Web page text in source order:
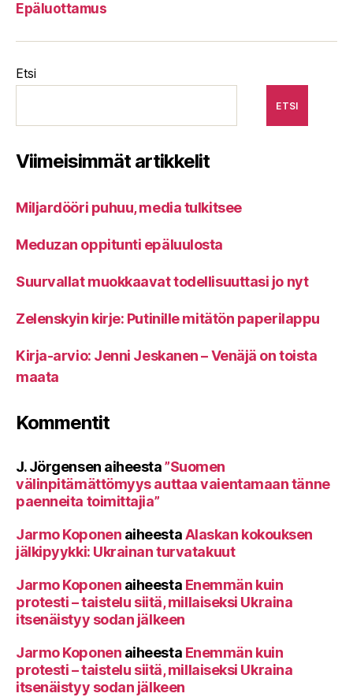
Epäluottamus
Etsi
ETSI
Viimeisimmät artikkelit
Miljardööri puhuu, media tulkitsee
Meduzan oppitunti epäluulosta
Suurvallat muokkaavat todellisuuttasi jo nyt
Zelenskyin kirje: Putinille mitätön paperilappu
Kirja-arvio: Jenni Jeskanen – Venäjä on toista
maata
Kommentit
J. Jörgensen aiheesta”Suomen
välinpitämättömyys auttaa vaientamaan tänne
paenneita toimittajia”
Jarmo Koponen aiheestaAlaskan kokouksen
jälkipyykki: Ukrainan turvatakuut
Jarmo Koponen aiheesta Enemmän kuin
protesti – taistelu siitä, millaiseksi Ukraina
itsenäistyy sodan jälkeen
Jarmo Koponen aiheesta Enemmän kuin
protesti – taistelu siitä, millaiseksi Ukraina
itsenäistyy sodan jälkeen